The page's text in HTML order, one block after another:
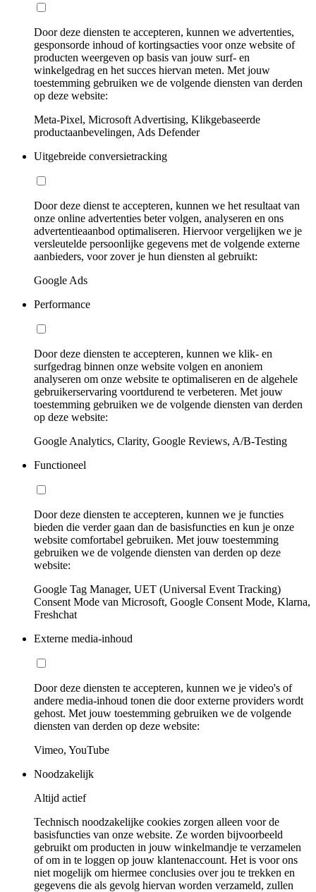
Door deze diensten te accepteren, kunnen we advertenties,
gesponsorde inhoud of kortingsacties voor onze website of
producten weergeven op basis van jouw surf- en
winkelgedrag en het succes hiervan meten. Met jouw
toestemming gebruiken we de volgende diensten van derden
op deze website:
Meta-Pixel, Microsoft Advertising, Klikgebaseerde
productaanbevelingen, Ads Defender
Uitgebreide conversietracking
Door deze dienst te accepteren, kunnen we het resultaat van
onze online advertenties beter volgen, analyseren en ons
advertentieaanbod optimaliseren. Hiervoor vergelijken we je
versleutelde persoonlijke gegevens met de volgende externe
aanbieders, voor zover je hun diensten al gebruikt:
Google Ads
Performance
Door deze diensten te accepteren, kunnen we klik- en
surfgedrag binnen onze website volgen en anoniem
analyseren om onze website te optimaliseren en de algehele
gebruikerservaring voortdurend te verbeteren. Met jouw
toestemming gebruiken we de volgende diensten van derden
op deze website:
Google Analytics, Clarity, Google Reviews, A/B-Testing
Functioneel
Door deze diensten te accepteren, kunnen we je functies
bieden die verder gaan dan de basisfuncties en kun je onze
website comfortabel gebruiken. Met jouw toestemming
gebruiken we de volgende diensten van derden op deze
website:
Google Tag Manager, UET (Universal Event Tracking)
Consent Mode van Microsoft, Google Consent Mode, Klarna,
Freshchat
Externe media-inhoud
Door deze diensten te accepteren, kunnen we je video's of
andere media-inhoud tonen die door externe providers wordt
gehost. Met jouw toestemming gebruiken we de volgende
diensten van derden op deze website:
Vimeo, YouTube
Noodzakelijk
Altijd actief
Technisch noodzakelijke cookies zorgen alleen voor de
basisfuncties van onze website. Ze worden bijvoorbeeld
gebruikt om producten in jouw winkelmandje te verzamelen
of om in te loggen op jouw klantenaccount. Het is voor ons
niet mogelijk om hiermee conclusies over jou te trekken en
gegevens die als gevolg hiervan worden verzameld, zullen